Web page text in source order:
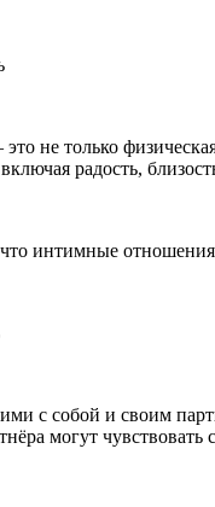
не только
радость,
интимные
с собой и своим
могут чувствовать